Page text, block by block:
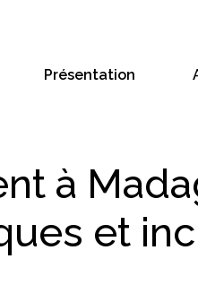
Présentation
à
et